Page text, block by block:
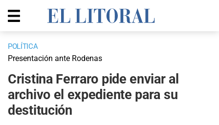
POLÍTICA
Presentación ante Rodenas
Cristina Ferraro pide enviar al
archivo el expediente para su
destitución